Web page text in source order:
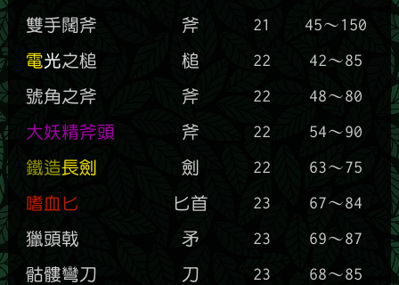
雙手闊斧
斧 21
45～150
電光之槌 槌 22
42～85
號角之斧
斧 22
48～80
大妖精斧頭
斧 22
54～90
鐵造長劍 劍 22
63～75
嗜血匕
匕首 23
67～84
獵頭戟
矛 23
69～87
骷髏彎刀
刀 23
68～85